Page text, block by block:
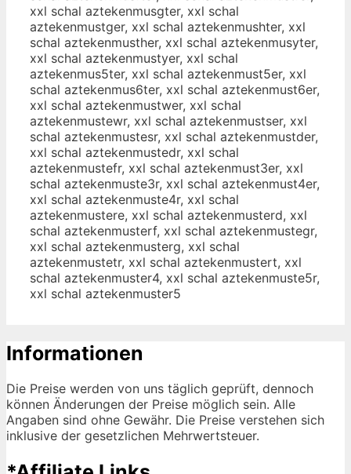
Informationen
Die Preise werden von uns täglich geprüft, dennoch
können Änderungen der Preise möglich sein. Alle
Angaben sind ohne Gewähr. Die Preise verstehen sich
inklusive der gesetzlichen Mehrwertsteuer.